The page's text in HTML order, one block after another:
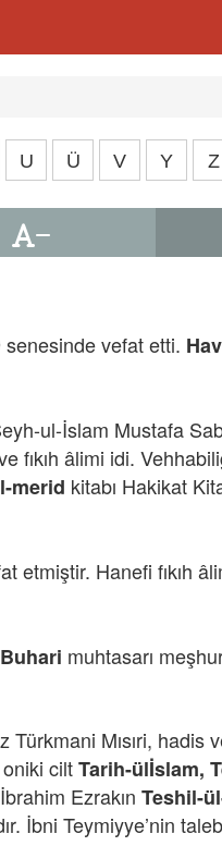
U Ü V Y Z
senesinde vefat etti.
ul-İslam Mustafa
fıkıh âlimi idi.
merid kitabı Hakikat
Hanefi fıkıh
Buhari muhtasarı
Mısıri, hadis
oniki ciltTarih-ülİslam,
Ezrakın Teshil-
İbni Teymiyye’nin